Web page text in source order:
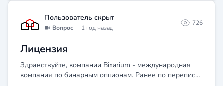
Пользователь скрыт
Вопрос 1 год назад
726
Лицензия
Здравствуйте, компании Binarium - международная
компания по бинарным опционам. Ранее по переписке